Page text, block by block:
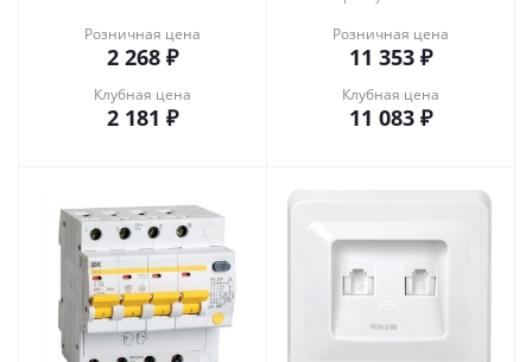
Розничная цена
2 268 ₽
Клубная цена
2 181 ₽
Розничная цена
11 353 ₽
Клубная цена
11 083 ₽